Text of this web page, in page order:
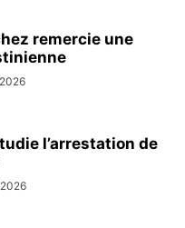
remercie une
l’arrestation de